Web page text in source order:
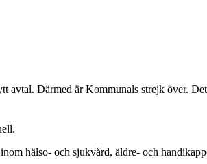
avtal. Därmed är Kommunals strejk över.
hälso- och sjukvård, äldre- och